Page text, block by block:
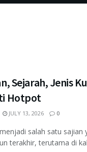
Sejarah, Jenis
Hotpot
JULY 13, 2026 0
salah satu sajian
terakhir, terutama di